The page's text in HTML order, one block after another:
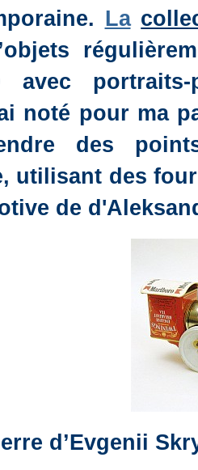
La
avec
noté pour ma
des points
utilisant des
de
d’Evgenii